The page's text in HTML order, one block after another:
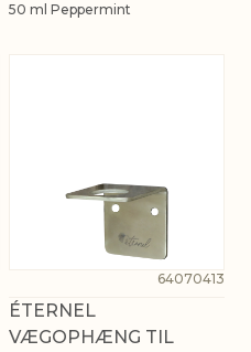
50 ml Peppermint
64070413
ÉTERNEL
VÆGOPHÆNG TIL